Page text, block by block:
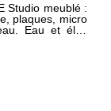
: séjour, salon,
compris